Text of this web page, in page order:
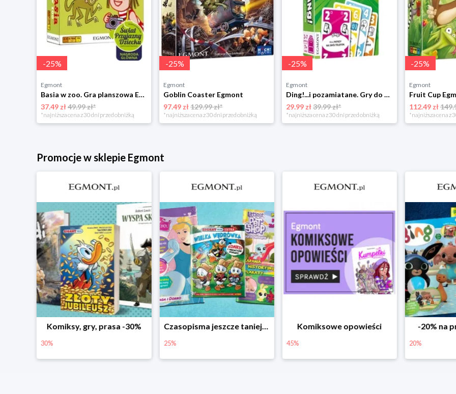
-25%
Egmont
Basia w zoo. Gra planszowa Egmont
37.49 zł49.99 zł*
*najniższa cena z 30 dni przed obniżką
-25%
Egmont
Goblin Coaster Egmont
97.49 zł129.99 zł*
*najniższa cena z 30 dni przed obniżką
-25%
Egmont
Ding!...i pozamiatane. Gry do plecaka Egmont
29.99 zł39.99 zł*
*najniższa cena z 30 dni przed obniżką
-25%
Egmont
Fruit Cup
112.49 zł
*najniższa cena z
Promocje w sklepie Egmont
Komiksy, gry, prasa -30%
30%
Czasopisma jeszcze taniej! Rabat do -25%
25%
Komiksowe opowieści
45%
-20% na
20%